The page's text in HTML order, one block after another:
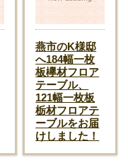
燕市のK様邸
へ184幅一枚
板欅材フロア
テーブル、
121幅一枚板
栃材フロアテ
ーブルをお届
けしました！